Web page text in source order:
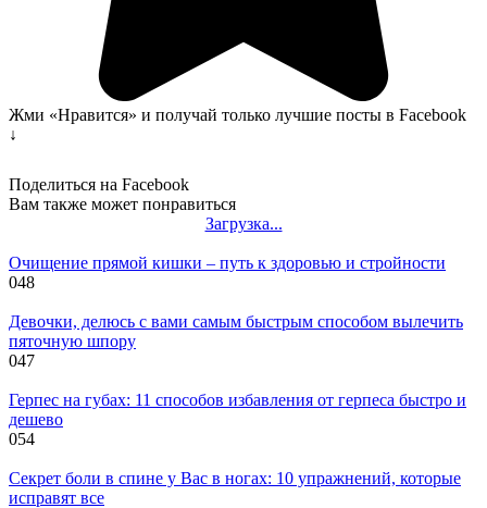
Жми «Нравится» и получай только лучшие посты в Facebook
↓
Поделиться на Facebook
Вам также может понравиться
Загрузка...
Очищение прямой кишки – путь к здоровью и стройности
048
Девочки, делюсь с вами самым быстрым способом вылечить
пяточную шпору
047
Герпес на губах: 11 способов избавления от герпеса быстро и
дешево
054
Секрет боли в спине у Вас в ногах: 10 упражнений, которые
исправят все